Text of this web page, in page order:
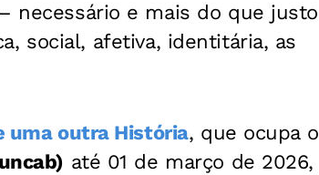
necessário e mais do que justo
social, afetiva, identitária, as
uma outra História, que ocupa o
até 01 de março de 2026,